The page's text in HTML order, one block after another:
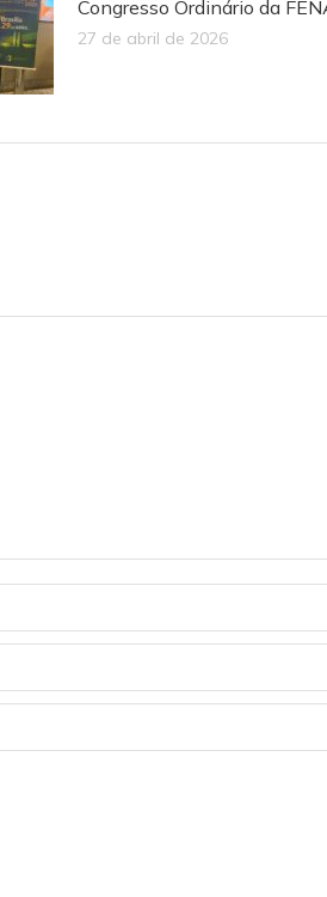
Congresso Ordinário da
27 de abril de 2026